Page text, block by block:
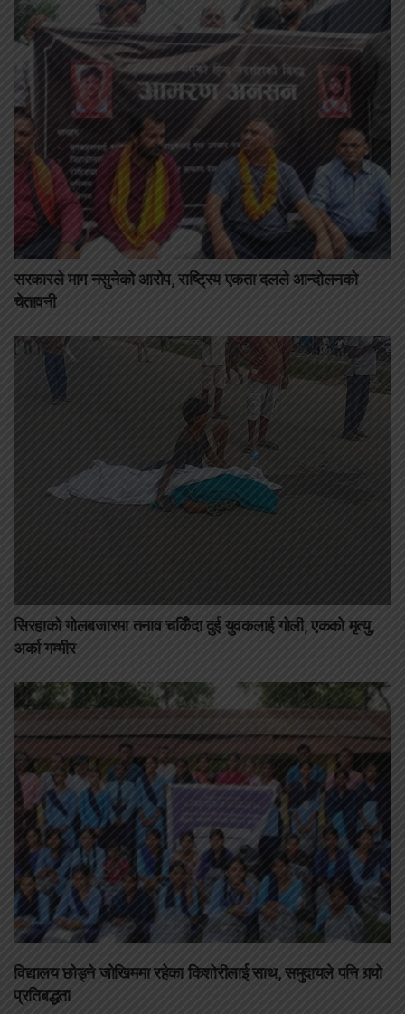
सरकारले माग नसुनेको आरोप, राष्ट्रिय एकता दलले आन्दोलनको
चेतावनी
सिरहाको गोलबजारमा तनाव चर्किँदा दुई युवकलाई गोली, एकको मृत्यु,
अर्का गम्भीर
विद्यालय छोड्ने जोखिममा रहेका किशोरीलाई साथ, समुदायले पनि गर्‍यो
प्रतिबद्धता